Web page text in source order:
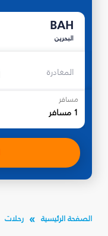
BAH
البحرين
المغادرة
مسافر
1 مسافر
الصفحة الرئيسية رحلات